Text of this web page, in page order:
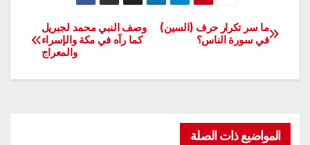
تصفّح
وصف النبي محمد لجبريل
كما رآه في مكة والإسراء
والمعراج
ما سر تكرار حرف (السين)
في سورة الناس؟
المواضيع ذات الصلة